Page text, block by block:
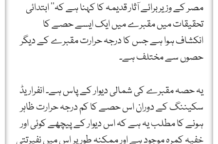
مصر کے وزیربرائے آثار قدیمہ کا کہنا ہے کہ’’ ابتدائی
تحقیقات میں مقبرے میں ایک ایسے حصے کا
انکشاف ہوا ہے جس کا درجہ حرارت مقبرے کے دیگر
حصوں سے مختلف ہے۔
یہ حصہ مقبرے کی شمالی دیوار کے پاس ہے۔ انفراریڈ
سکیننگ کے دوران اس حصے کا کم درجہ حرارت ظاہر
ہونے کا مطلب یہ ہے کہ اس دیوار کے پیچھے کوئی اور
خفیہ کمرہ موجود ہے اور ممکنہ طور پر اس میں نفیرتتی